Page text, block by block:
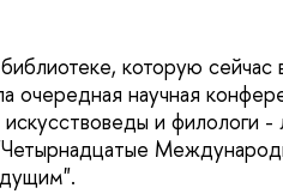
которую сейчас
очередная научная
и филологи